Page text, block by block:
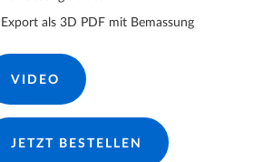
Export als 3D PDF mit Bemassung
VIDEO
JETZT BESTELLEN